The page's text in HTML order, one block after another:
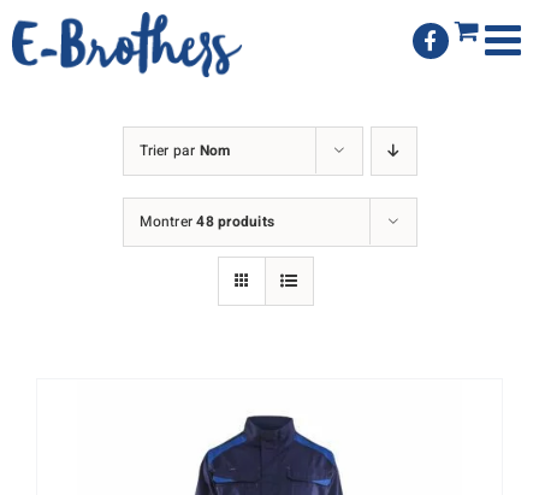
Passer
au
Trier par Nom
Montrer48 produits